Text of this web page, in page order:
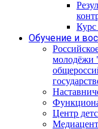
Курс
Обучение и
молодёжи
Центр